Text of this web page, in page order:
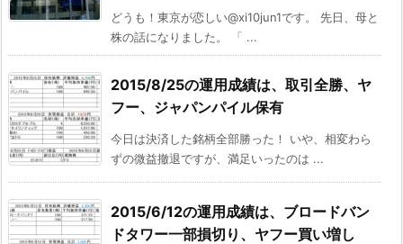
どうも！東京が恋しい@xi10jun1です。 先日、母と
株の話になりました。 「 ...
2015/8/25の運用成績は、取引全勝、ヤ
フー、ジャパンパイル保有
今日は決済した銘柄全部勝った！ いや、相変わら
ずの微益撤退ですが、満足いったのは ...
2015/6/12の運用成績は、ブロードバン
ドタワー一部損切り、ヤフー買い増し